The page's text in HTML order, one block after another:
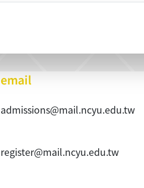
email
admissions@mail.ncyu.edu.tw
register@mail.ncyu.edu.tw